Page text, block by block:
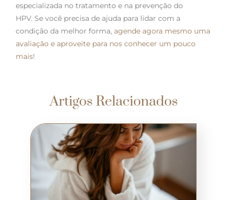
especializada no tratamento e na prevenção do
HPV. Se você precisa de ajuda para lidar com a
condição da melhor forma,agende agora mesmo uma
avaliação e aproveite para nos conhecer um pouco
mais!
Artigos Relacionados